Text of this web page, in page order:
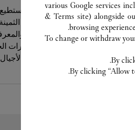
خبراؤنا في كارتييه هم من
للتعامل مع قطعك المبتكرة
يملكون ما يلزم من الخبرة
لتحليل وإصلاح قطع المجوهرات
الحديثة منها أو التي تناقلتها
various Google services
& Terms site) alongside
browsing
To change or withdraw
By
By clicking “Allow